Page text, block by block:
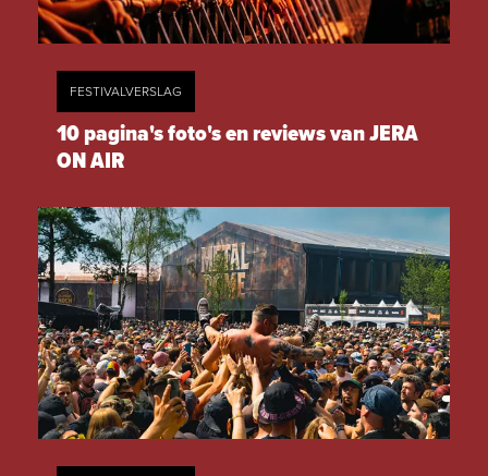
FESTIVALVERSLAG
10 pagina's foto's en reviews van JERA
ON AIR